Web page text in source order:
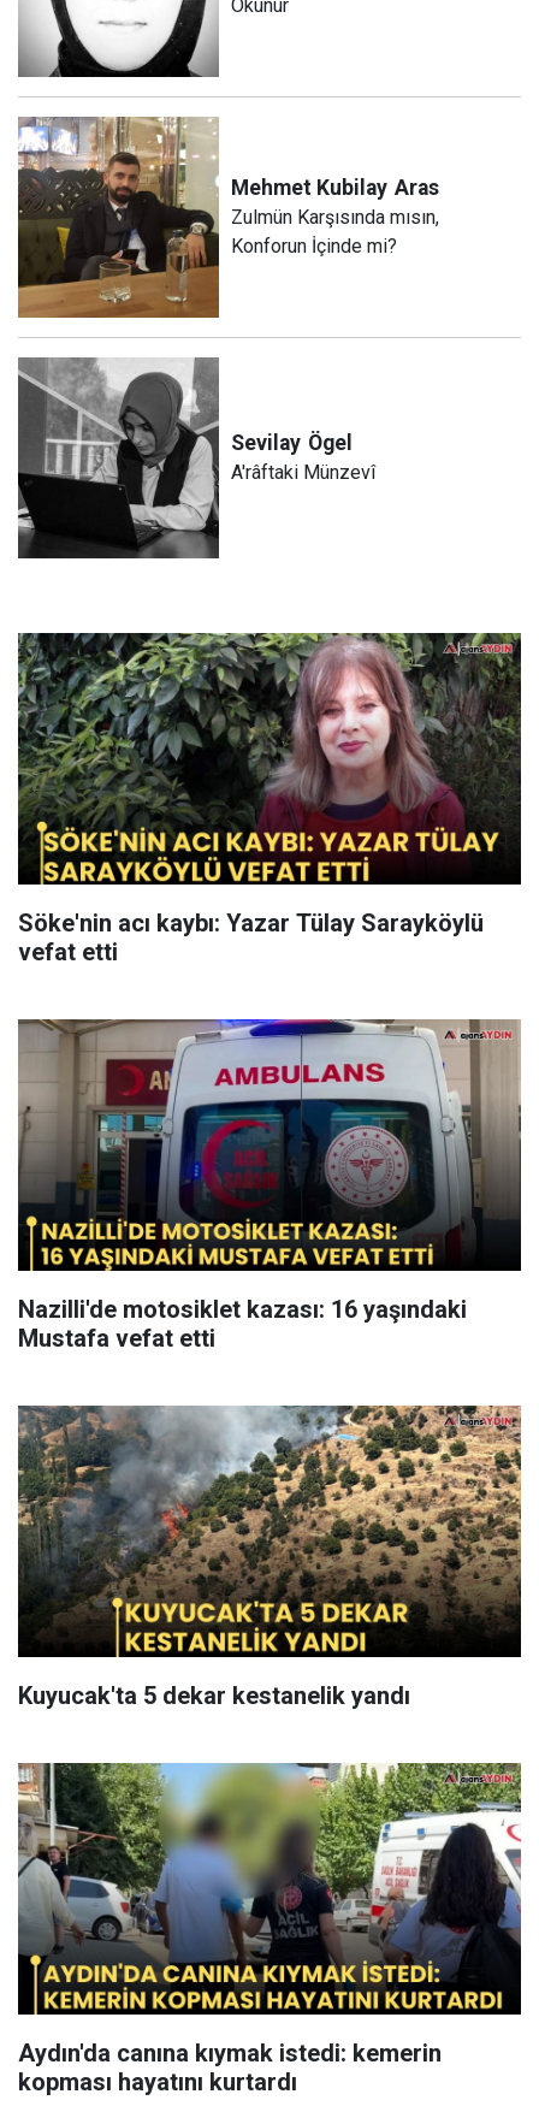
Okunur
Mehmet Kubilay Aras
Zulmün Karşısında mısın,
Konforun İçinde mi?
Sevilay Ögel
A'râftaki Münzevî
Söke'nin acı kaybı: Yazar Tülay Sarayköylü
vefat etti
Nazilli'de motosiklet kazası: 16 yaşındaki
Mustafa vefat etti
Kuyucak'ta 5 dekar kestanelik yandı
Aydın'da canına kıymak istedi: kemerin
kopması hayatını kurtardı